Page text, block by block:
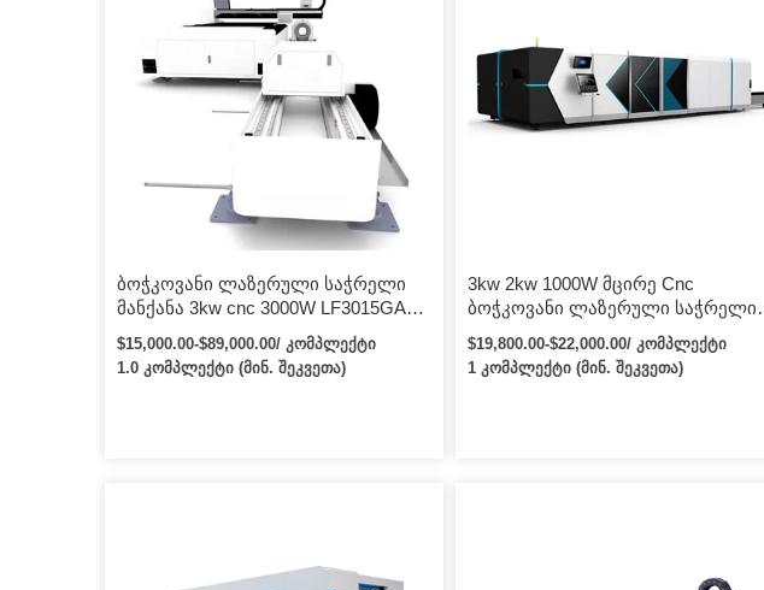
ბოჭკოვანი ლაზერული საჭრელი
მანქანა 3kw cnc 3000W LF3015GAR
ლაზერული მილის ლაზერული
საჭრელი მანქანა ოპტიკურ-
ბოჭკოვანი ფურცლის ჭრისთვის
$15,000.00-$89,000.00/ კომპლექტი
1.0 კომპლექტი (მინ. შეკვეთა)
3kw 2kw 1000W მცირე Cnc
ბოჭკოვანი ლაზერული საჭრელი
მანქანა 3015 4015 ფოლადის
ფურცლის ჭრისთვის
$19,800.00-$22,000.00/ კომპლექტი
1 კომპლექტი (მინ. შეკვეთა)